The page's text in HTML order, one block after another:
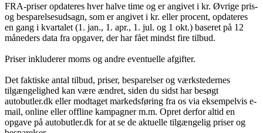
FRA-priser opdateres hver halve time og er angivet i kr. Øvrige pris-
og besparelsesudsagn, som er angivet i kr. eller procent, opdateres
en gang i kvartalet (1. jan., 1. apr., 1. jul. og 1 okt.) baseret på 12
måneders data fra opgaver, der har fået mindst fire tilbud.
Priser inkluderer moms og andre eventuelle afgifter.
Det faktiske antal tilbud, priser, besparelser og værkstedernes
tilgængelighed kan være ændret, siden du sidst har besøgt
autobutler.dk eller modtaget markedsføring fra os via eksempelvis e-
mail, online eller offline kampagner m.m. Opret derfor altid en
opgave på autobutler.dk for at se de aktuelle tilgængelig priser og